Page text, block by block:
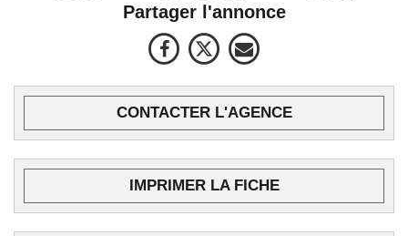
Partager l'annonce
CONTACTER L'AGENCE
IMPRIMER LA FICHE